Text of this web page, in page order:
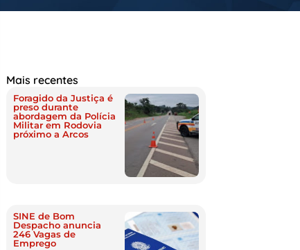
Mais recentes
Foragido da Justiça é
preso durante
abordagem da Polícia
Militar em Rodovia
próximo a Arcos
SINE de Bom
Despacho anuncia
246 Vagas de
Emprego